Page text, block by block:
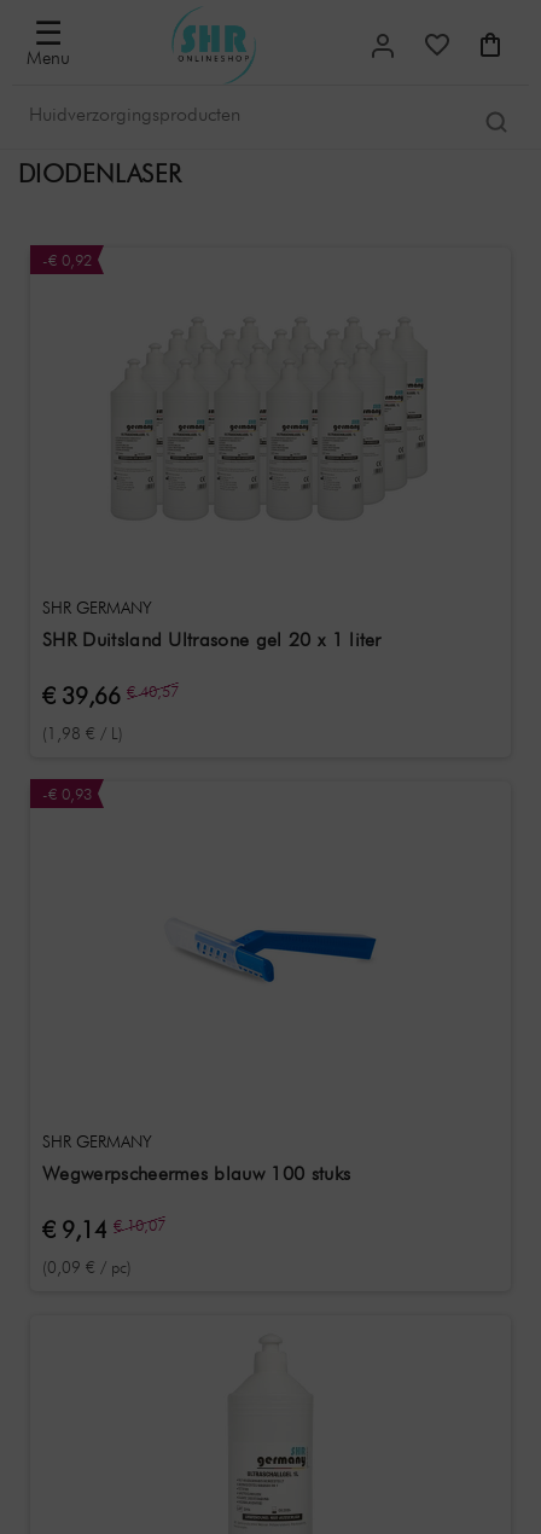
☰
Menu
DIODENLASER
-€ 0,92
SHR GERMANY
SHR Duitsland Ultrasone gel 20 x 1 liter
€ 39,66 € 40,57
(1,98 € / L)
-€ 0,93
SHR GERMANY
Wegwerpscheermes blauw 100 stuks
€ 9,14 € 10,07
(0,09 € / pc)